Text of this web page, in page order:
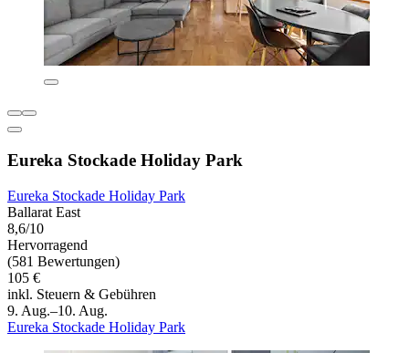
Eureka Stockade Holiday Park
Eureka Stockade Holiday Park
Ballarat East
8,6/10
Hervorragend
(581 Bewertungen)
105 €
inkl. Steuern & Gebühren
9. Aug.–10. Aug.
Eureka Stockade Holiday Park